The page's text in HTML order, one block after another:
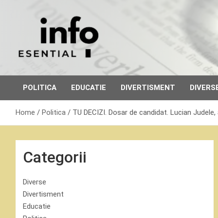
POLITICA EDUCATIE DIVERTISMENT
Home Politica TU DECIZI. Dosar de candidat. Lucian
Categorii
Diverse
Divertisment
Educatie